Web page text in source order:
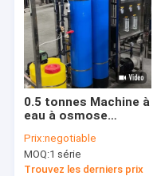
0.5 tonnes Machine à
eau à osmose
usage industriel
Économie d'énergie
Prix:negotiable
MOQ:1 série
Trouvez les derniers prix